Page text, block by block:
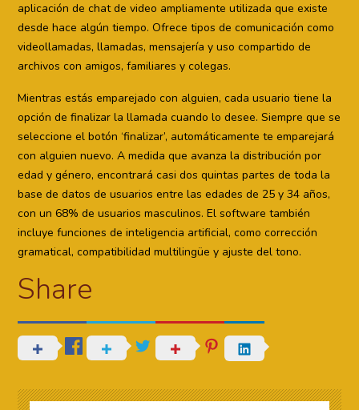
aplicación de chat de video ampliamente utilizada que existe
desde hace algún tiempo. Ofrece tipos de comunicación como
videollamadas, llamadas, mensajería y uso compartido de
archivos con amigos, familiares y colegas.
Mientras estás emparejado con alguien, cada usuario tiene la
opción de finalizar la llamada cuando lo desee. Siempre que se
seleccione el botón ‘finalizar’, automáticamente te emparejará
con alguien nuevo. A medida que avanza la distribución por
edad y género, encontrará casi dos quintas partes de toda la
base de datos de usuarios entre las edades de 25 y 34 años,
con un 68% de usuarios masculinos. El software también
incluye funciones de inteligencia artificial, como corrección
gramatical, compatibilidad multilingüe y ajuste del tono.
Share